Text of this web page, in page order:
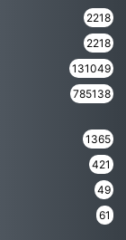
2218
2218
131049
785138
1365
421
49
61